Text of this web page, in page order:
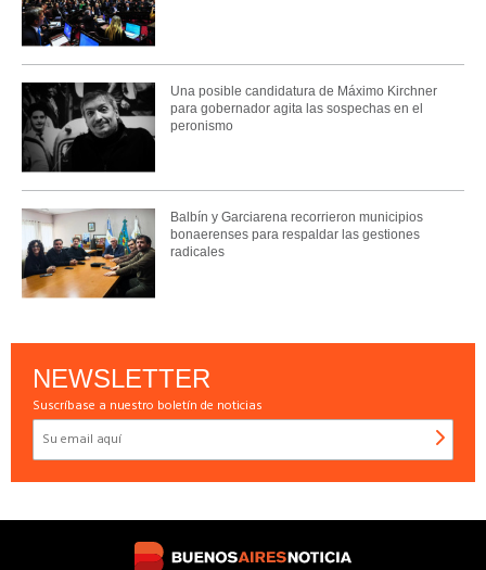
Una posible candidatura de Máximo Kirchner
para gobernador agita las sospechas en el
peronismo
Balbín y Garciarena recorrieron municipios
bonaerenses para respaldar las gestiones
radicales
NEWSLETTER
Suscríbase a nuestro boletín de noticias